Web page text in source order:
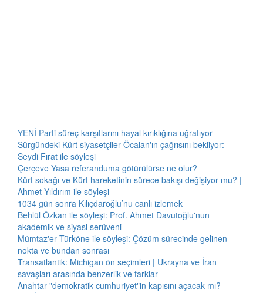
YENİ Parti süreç karşıtlarını hayal kırıklığına uğratıyor
Sürgündeki Kürt siyasetçiler Öcalan'ın çağrısını bekliyor:
Seydi Fırat ile söyleşi
Çerçeve Yasa referanduma götürülürse ne olur?
Kürt sokağı ve Kürt hareketinin sürece bakışı değişiyor mu? |
Ahmet Yıldırım ile söyleşi
1034 gün sonra Kılıçdaroğlu’nu canlı izlemek
Behlül Özkan ile söyleşi: Prof. Ahmet Davutoğlu'nun
akademik ve siyasi serüveni
Mümtaz'er Türköne ile söyleşi: Çözüm sürecinde gelinen
nokta ve bundan sonrası
Transatlantik: Michigan ön seçimleri | Ukrayna ve İran
savaşları arasında benzerlik ve farklar
Anahtar "demokratik cumhuriyet"in kapısını açacak mı?